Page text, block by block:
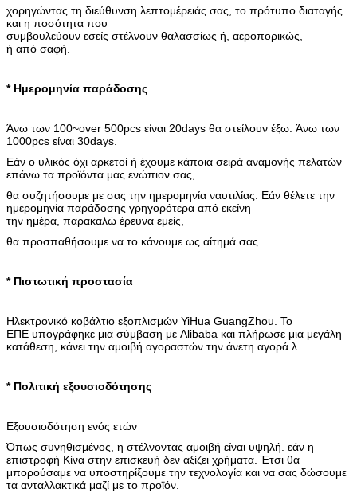
χορηγώντας τη διεύθυνση λεπτομέρειάς σας, το πρότυπο διαταγής
και η ποσότητα που
συμβουλεύουν εσείς στέλνουν θαλασσίως ή, αεροπορικώς,
ή από σαφή.
* Ημερομηνία παράδοσης
Άνω των 100~over 500pcs είναι 20days θα στείλουν έξω. Άνω των
1000pcs είναι 30days.
Εάν ο υλικός όχι αρκετοί ή έχουμε κάποια σειρά αναμονής πελατών
επάνω τα προϊόντα μας ενώπιον σας,
θα συζητήσουμε με σας την ημερομηνία ναυτιλίας. Εάν θέλετε την
ημερομηνία παράδοσης γρηγορότερα από εκείνη
την ημέρα, παρακαλώ έρευνα εμείς,
θα προσπαθήσουμε να το κάνουμε ως αίτημά σας.
* Πιστωτική προστασία
Ηλεκτρονικό κοβάλτιο εξοπλισμών YiHua GuangZhou. Το
ΕΠΕ υπογράφηκε μια σύμβαση με Alibaba και πλήρωσε μια μεγάλη
κατάθεση, κάνει την αμοιβή αγοραστών την άνετη αγορά λ
* Πολιτική εξουσιοδότησης
Εξουσιοδότηση ενός ετών
Όπως συνηθισμένος, η στέλνοντας αμοιβή είναι υψηλή. εάν η
επιστροφή Κίνα στην επισκευή δεν αξίζει χρήματα. Έτσι θα
μπορούσαμε να υποστηρίξουμε την τεχνολογία και να σας δώσουμε
τα ανταλλακτικά μαζί με το προϊόν.